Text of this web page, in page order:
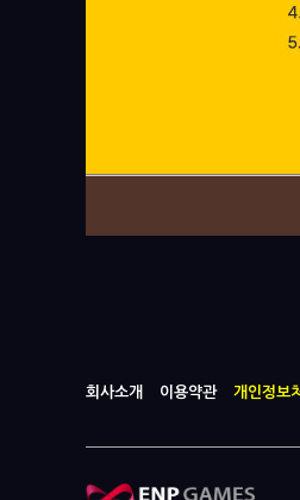
회사소개 이용약관 개인정보